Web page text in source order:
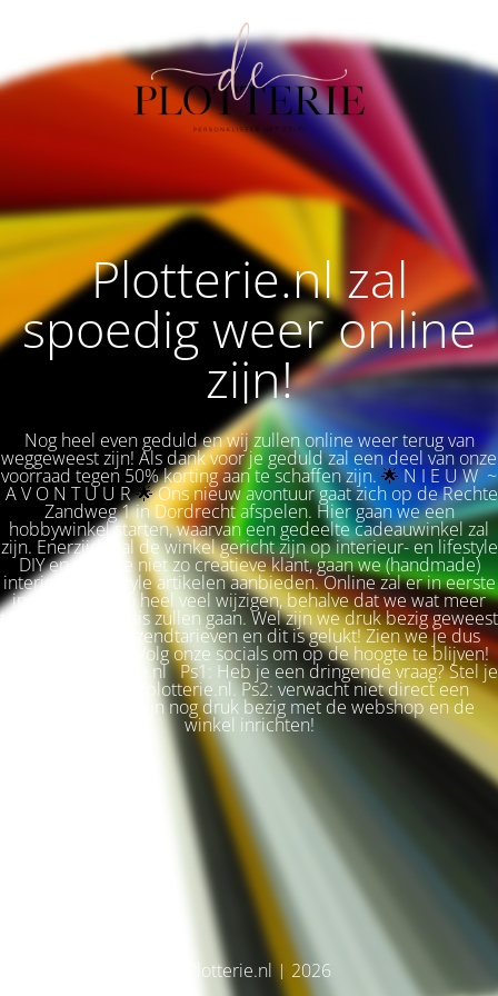
Plotterie.nl zal
spoedig weer online
zijn!
Nog heel even geduld en wij zullen online weer terug van
weggeweest zijn! Als dank voor je geduld zal een deel van onze
voorraad tegen 50% korting aan te schaffen zijn. 🌟 N I E U W ~
A V O N T U U R🌟Ons nieuw avontuur gaat zich op de Rechte
Zandweg 1 in Dordrecht afspelen. Hier gaan we een
hobbywinkel starten, waarvan een gedeelte cadeauwinkel zal
zijn. Enerzijds zal de winkel gericht zijn op interieur- en lifestyle
DIY en voor de niet zo creatieve klant, gaan we (handmade)
interieur & lifestyle artikelen aanbieden. Online zal er in eerste
instantie niet zo heel veel wijzigen, behalve dat we wat meer
terug naar de basis zullen gaan. Wel zijn we druk bezig geweest
met betere verzendtarieven en dit is gelukt! Zien we je dus
snel weer terug? Volg onze socials om op de hoogte te blijven!
Liefs, Ilse. Plotterie.nl Ps1: Heb je een dringende vraag? Stel je
vraag via info@plotterie.nl. Ps2: verwacht niet direct een
antwoord. We zijn nog druk bezig met de webshop en de
winkel inrichten!
© Plotterie.nl | 2026